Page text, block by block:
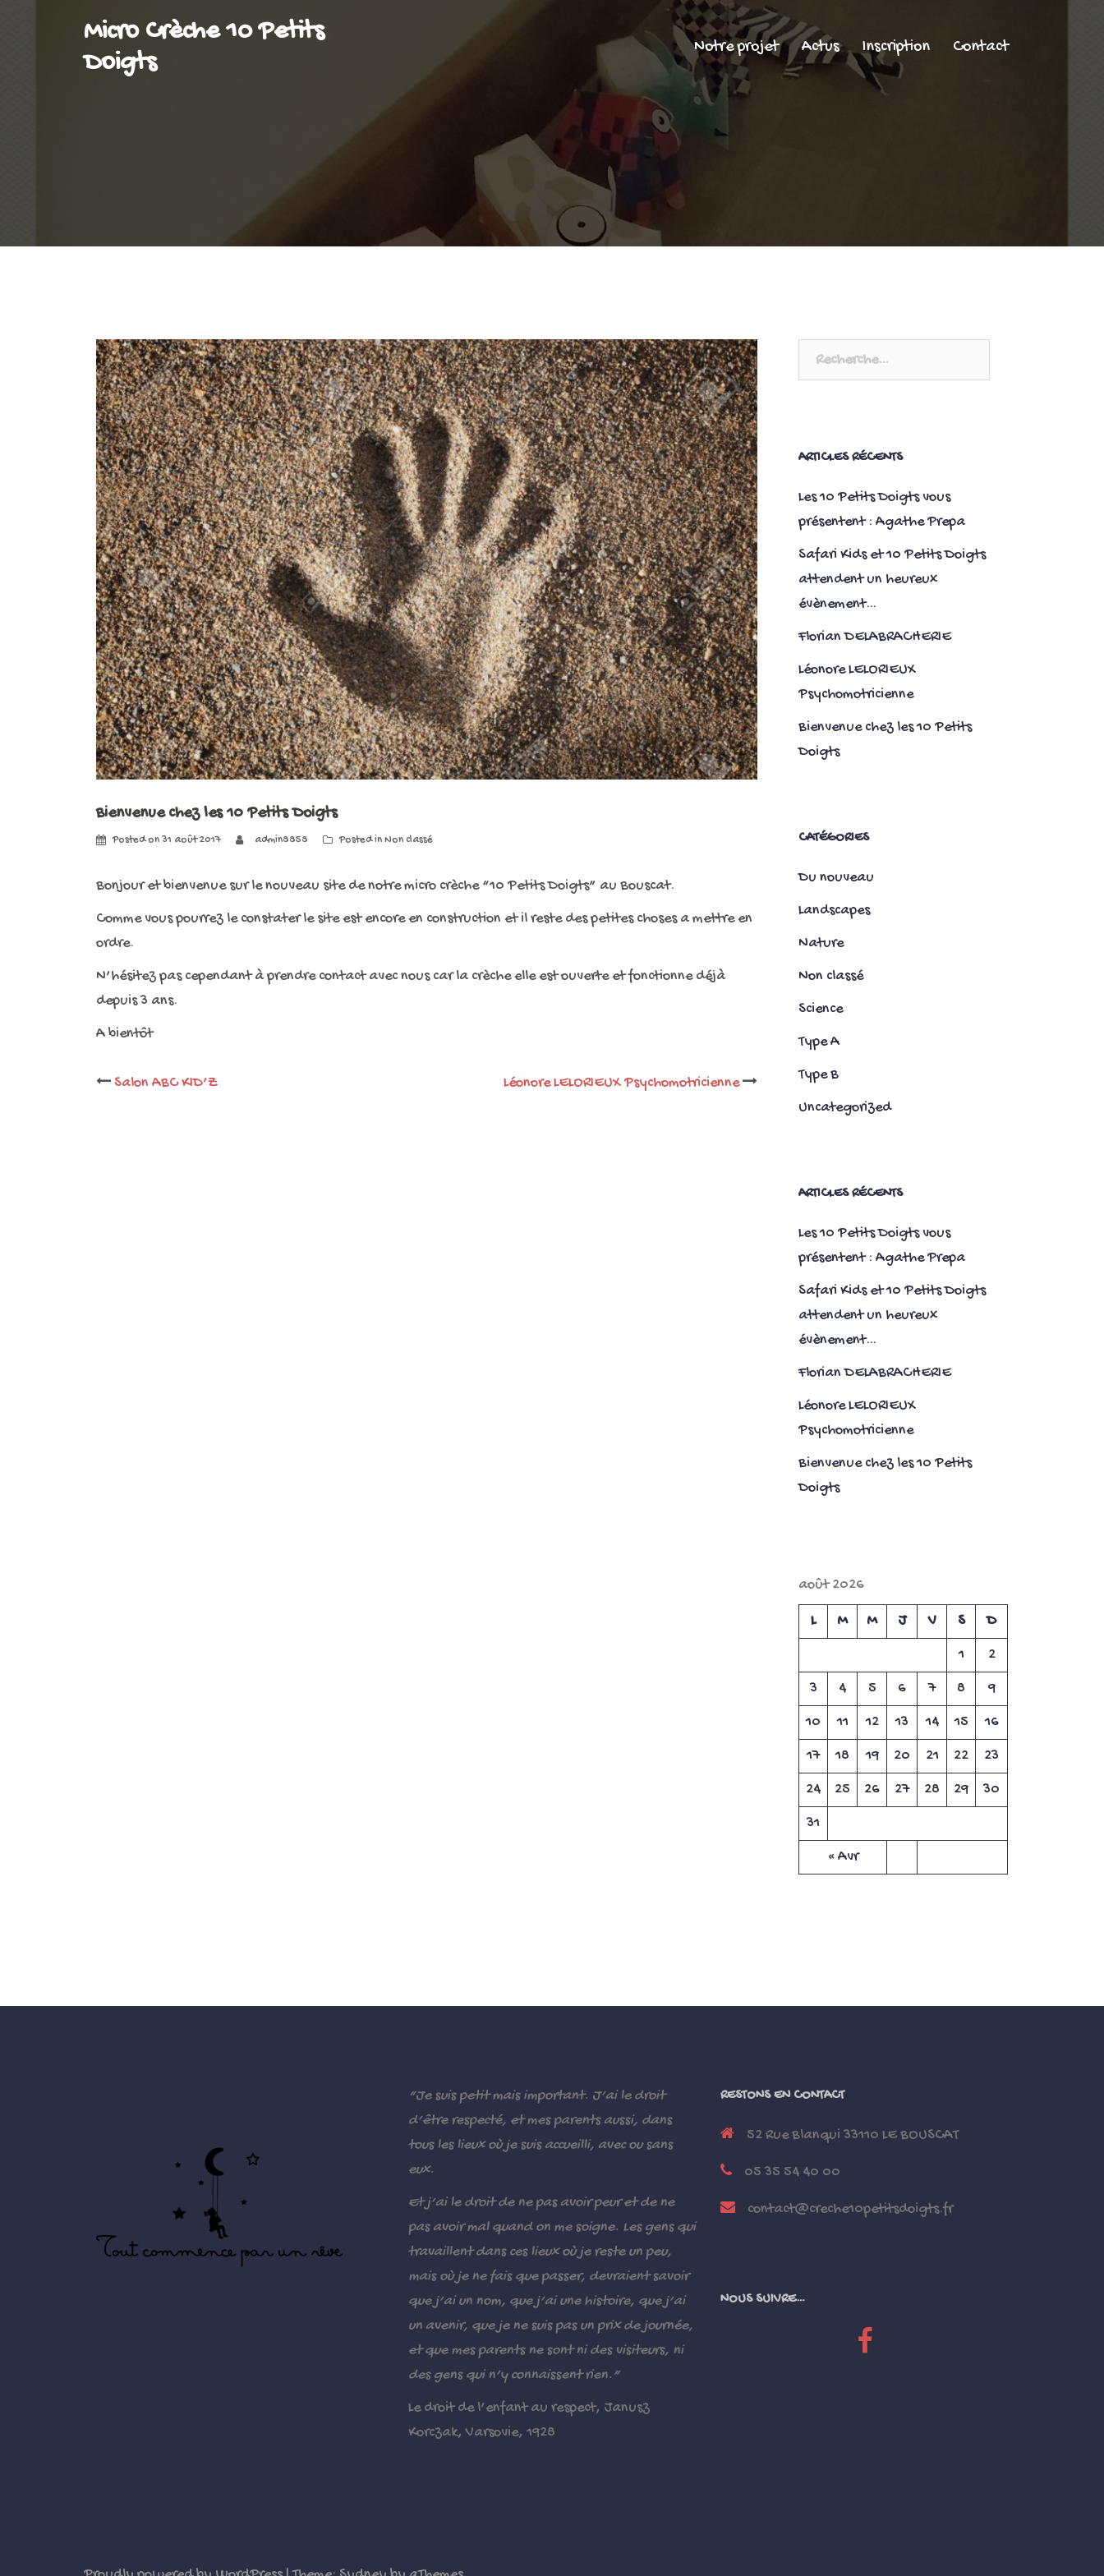
Micro Crèche 10 Petits
Doigts
Notre projet Actus Inscription Contact
Bienvenue chez les 10 Petits Doigts
Posted on 31 août 2017 admin8858 Posted in Non classé
Bonjour et bienvenue sur le nouveau site de notre micro crèche “10 Petits Doigts” au Bouscat.
Comme vous pourrez le constater le site est encore en construction et il reste des petites choses a mettre en
ordre.
N’hésitez pas cependant à prendre contact avec nous car la crèche elle est ouverte et fonctionne déjà
depuis 3 ans.
A bientôt
Post
Salon ABC KID’Z Léonore LELORIEUX Psychomotricienne
Rechercher :
ARTICLES RÉCENTS
Les 10 Petits Doigts vous
présentent : Agathe Prepa
Safari Kids et 10 Petits Doigts
attendent un heureux
évènement…
Florian DELABRACHERIE
Léonore LELORIEUX
Psychomotricienne
Bienvenue chez les 10 Petits
Doigts
CATÉGORIES
Du nouveau
Landscapes
Nature
Non classé
Science
Type A
Type B
Uncategorized
ARTICLES RÉCENTS
Les 10 Petits Doigts vous
présentent : Agathe Prepa
Safari Kids et 10 Petits Doigts
attendent un heureux
évènement…
Florian DELABRACHERIE
Léonore LELORIEUX
Psychomotricienne
Bienvenue chez les 10 Petits
Doigts
août 2026
L M M J V S D
« Avr
1
2
3
4 5 6 7 8
9
10
11 12 13 14 15
16
17
18 19 20 21 22
23
24
25 26 27 28 29
30
31
“Je suis petit mais important. J’ai le droit
d’être respecté, et mes parents aussi, dans
tous les lieux où je suis accueilli, avec ou sans
eux.
Et j’ai le droit de ne pas avoir peur et de ne
pas avoir mal quand on me soigne. Les gens qui
travaillent dans ces lieux où je reste un peu,
mais où je ne fais que passer, devraient savoir
que j’ai un nom, que j’ai une histoire, que j’ai
un avenir, que je ne suis pas un prix de journée,
et que mes parents ne sont ni des visiteurs, ni
des gens qui n’y connaissent rien.”
Le droit de l’enfant au respect, Janusz
Korczak, Varsovie, 1928
RESTONS EN CONTACT
52 Rue Blanqui 33110 LE BOUSCAT
05 35 54 40 00
contact@creche10petitsdoigts.fr
NOUS SUIVRE…
Fb